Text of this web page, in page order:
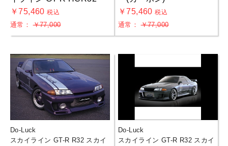
￥75,460税込
通常：￥77,000
￥75,460税込
通常：￥77,000
Do-Luck
スカイライン GT-R R32 スカイ
Do-Luck
スカイライン GT-R R32 スカイ